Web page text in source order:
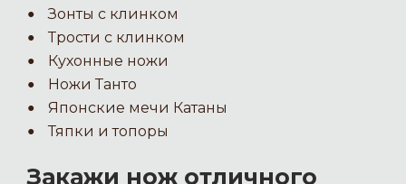
Зонты с клинком
Трости с клинком
Кухонные ножи
Ножи Танто
Японские мечи Катаны
Тяпки и топоры
Закажи нож отличного